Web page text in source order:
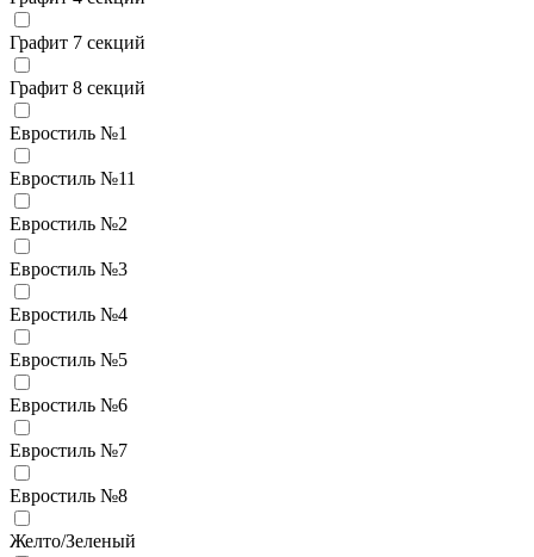
Графит 7 секций
Графит 8 секций
Евростиль №1
Евростиль №11
Евростиль №2
Евростиль №3
Евростиль №4
Евростиль №5
Евростиль №6
Евростиль №7
Евростиль №8
Желто/Зеленый